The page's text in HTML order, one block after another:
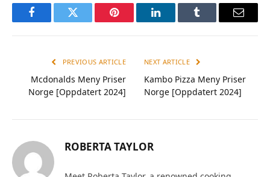
FacebookTwitter Pinterest LinkedInTumblr Email
PREVIOUS ARTICLE
Mcdonalds Meny Priser
Norge [Oppdatert 2024]
NEXT ARTICLE
Kambo Pizza Meny Priser
Norge [Oppdatert 2024]
ROBERTA TAYLOR